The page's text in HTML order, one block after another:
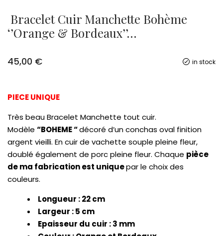
Bracelet Cuir Manchette Bohème
‘’Orange & Bordeaux’’…
in stock
45,00 €
PIECE UNIQUE
Très beau Bracelet Manchette tout cuir.
Modèle “BOHEME “décoré d’un conchas oval finition
argent vieilli. En cuir de vachette souple pleine fleur,
doublé également de porc pleine fleur. Chaque pièce
de ma fabrication est uniquepar le choix des
couleurs.
Longueur : 22 cm
Largeur : 5 cm
Epaisseur du cuir : 3 mm